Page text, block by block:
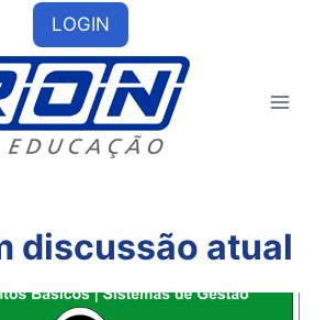
LOGIN
discussão atual